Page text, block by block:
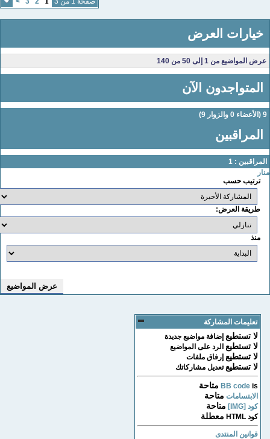
خيارات العرض
عرض المواضيع من 1 إلى 50 من 140
المتواجدون الآن
9 (الأعضاء 0 والزوار 9)
المراقبين
المراقبين : 1
ترتيب حسب
طريقة العرض:
منذ
تعليمات المشاركة
لا تستطيعإضافة مواضيع جديدة
لا تستطيعالرد على المواضيع
لا تستطيعإرفاق ملفات
لا تستطيعتعديل مشاركاتك
BB codeis متاحة
الابتسامات متاحة
كود [IMG] متاحة
كود HTML معطلة
قوانين المنتدى